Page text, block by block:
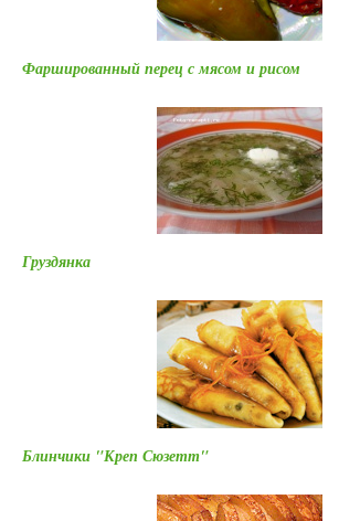
Фаршированный перец с мясом и рисом
Груздянка
Блинчики "Креп Сюзетт"